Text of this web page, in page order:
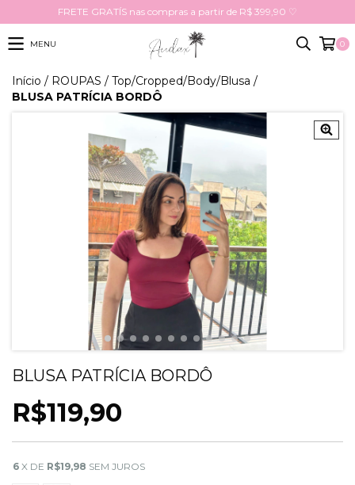
FRETE GRATÍS nas compras a partir de R$ 399,90 ♡
MENU 0
Início / ROUPAS / Top/Cropped/Body/Blusa /
BLUSA PATRÍCIA BORDÔ
BLUSA PATRÍCIA BORDÔ
R$119,90
6 X DE R$19,98 SEM JUROS